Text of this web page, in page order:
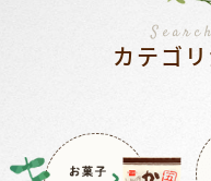
カテゴ